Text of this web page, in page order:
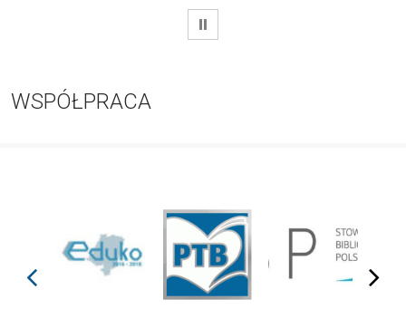
WSTRZYMAJ
WSPÓŁPRACA
prev next